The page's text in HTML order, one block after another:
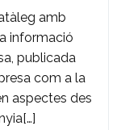
de
las
Papas
amb
informació
publicada
com a la
aspectes des